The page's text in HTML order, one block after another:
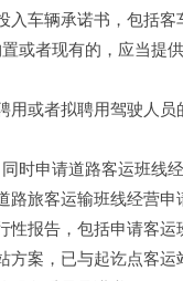
车辆承诺书，包括客
或者现有的，应当提
或者拟聘用驾驶人员
申请道路客运班线经
旅客运输班线经营申
报告，包括申请客运
案，已与起讫点客运